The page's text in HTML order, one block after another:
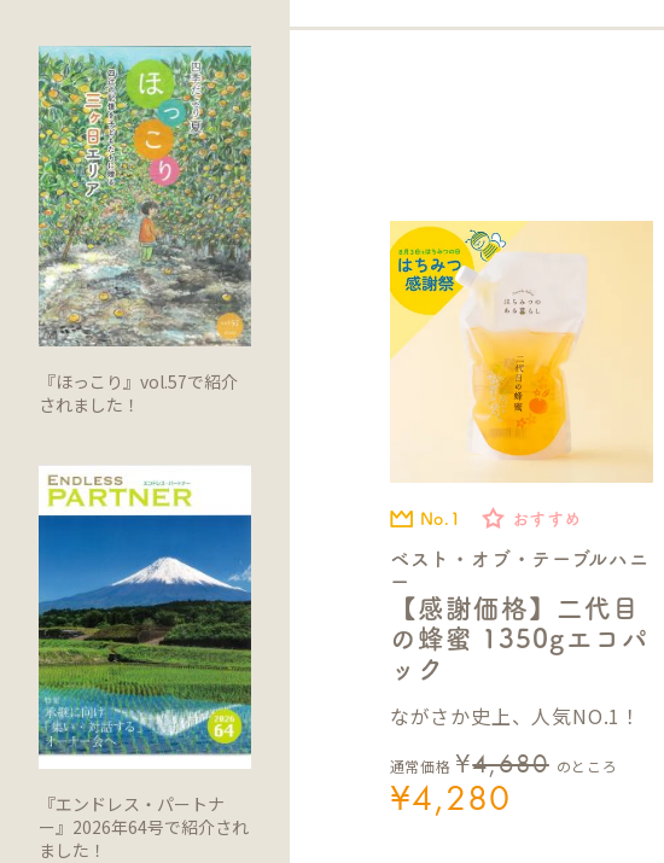
『ほっこり』vol.57で紹介
されました！
『エンドレス・パートナ
ー』2026年64号で紹介され
ました！
ベスト・オブ・テーブルハニ
ー
【感謝価格】二代目
の蜂蜜 1350gエコパ
ック
No.1 おすすめ
通常価格 ¥4,680 のところ
¥4,280
ながさか史上、人気NO.1！